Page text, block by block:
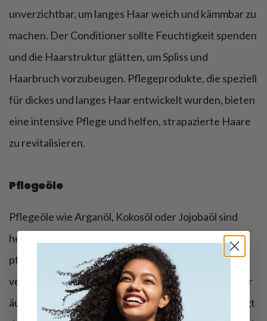
unverzichtbar, um langes Haar weich und kämmbar zu
machen. Der Conditioner sollte Feuchtigkeit spenden
und die Haarstruktur glätten, um Spliss und
Haarbruch vorzubeugen. Pflegeprodukte, die speziell
für dickes und langes Haar entwickelt wurden, bieten
eine intensive Pflege und helfen, strapazierte Haare
zu revitalisieren.
Pflegeöle
Pflegeöle wie Arganöl, Kokosöl oder Jojobaöl sind
hervorragend, um langes Haar tiefenwirksam zu
pflegen. Sie spenden intensive Feuchtigkeit,
verleihen dem Haar Glanz und schützen das Haar vor
äußeren Einflüssen. Ein Schutzfilm um das Haar sorgt